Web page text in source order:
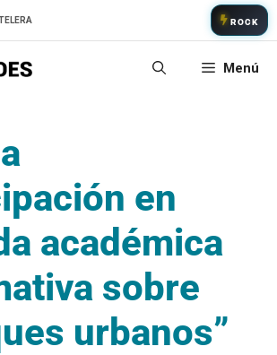
ROCK
Menú
en
académica
sobre
urbanos”